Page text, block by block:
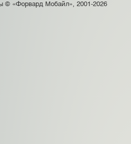
© «Форвард Мобайл», 2001-2026